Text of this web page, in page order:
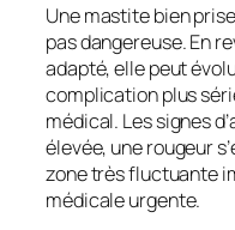
Une mastite bien
pas dangereuse. En
adapté, elle peut
complication plus
médical. Les signes
élevée, une rougeur
zone très fluctuante
médicale urgente.